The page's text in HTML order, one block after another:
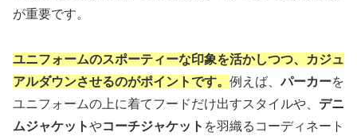
が重要です。
ユニフォームのスポーティーな印象を活かしつつ、カジュ
アルダウンさせるのがポイントです。 例えば、パーカーを
ユニフォームの上に着てフードだけ出すスタイルや、 デニ
ムジャケットやコーチジャケット を羽織るコーディネート